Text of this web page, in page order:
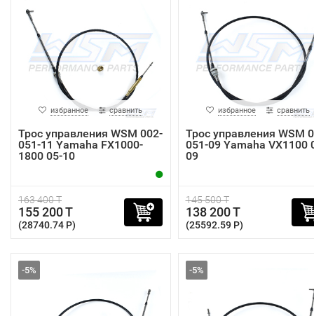
избранное сравнить
Трос управления WSM 002-
051-11 Yamaha FX1000-
1800 05-10
163 400 T
155 200 T
(28740.74 P)
избранное сравнить
Трос управления WSM
051-09 Yamaha VX1100
09
145 500 T
138 200 T
(25592.59 P)
-5% -5%